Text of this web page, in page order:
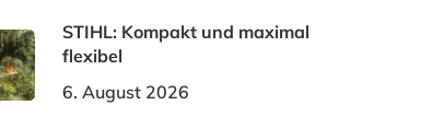
STIHL: Kompakt und maximal
flexibel
6. August 2026